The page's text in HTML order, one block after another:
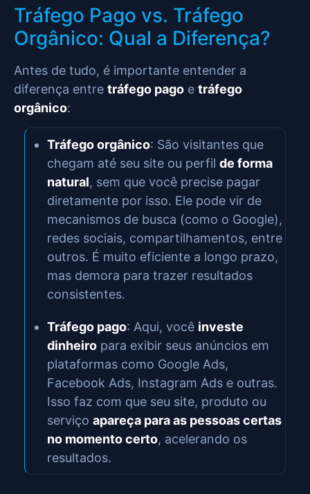
Tráfego Pago vs. Tráfego
Orgânico: Qual a Diferença?
Antes de tudo, é importante entender a
diferença entre tráfego pago e tráfego
orgânico:
Tráfego orgânico: São visitantes que
chegam até seu site ou perfil de forma
natural, sem que você precise pagar
diretamente por isso. Ele pode vir de
mecanismos de busca (como o Google),
redes sociais, compartilhamentos, entre
outros. É muito eficiente a longo prazo,
mas demora para trazer resultados
consistentes.
Tráfego pago: Aqui, você investe
dinheiro para exibir seus anúncios em
plataformas como Google Ads,
Facebook Ads, Instagram Ads e outras.
Isso faz com que seu site, produto ou
serviço apareça para as pessoas certas
no momento certo, acelerando os
resultados.